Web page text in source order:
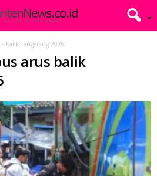
balik tangerang 2026
arus balik